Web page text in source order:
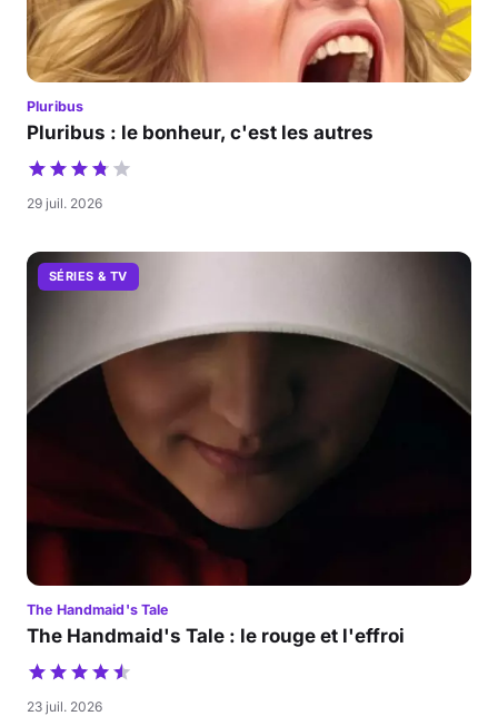
Pluribus
Pluribus : le bonheur, c'est les autres
29 juil. 2026
SÉRIES & TV
The Handmaid's Tale
The Handmaid's Tale : le rouge et l'effroi
23 juil. 2026